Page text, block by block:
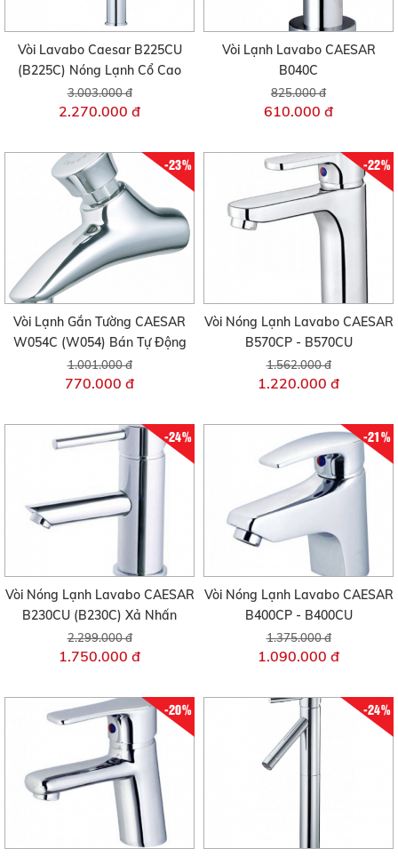
Vòi Lavabo Caesar B225CU
(B225C) Nóng Lạnh Cổ Cao
3.003.000 đ
2.270.000 đ
Vòi Lạnh Lavabo CAESAR
B040C
825.000 đ
610.000 đ
-23%
Vòi Lạnh Gắn Tường CAESAR
W054C (W054) Bán Tự Động
1.001.000 đ
770.000 đ
-22%
Vòi Nóng Lạnh Lavabo CAESAR
B570CP - B570CU
1.562.000 đ
1.220.000 đ
-24%
Vòi Nóng Lạnh Lavabo CAESAR
B230CU (B230C) Xả Nhấn
2.299.000 đ
1.750.000 đ
-21%
Vòi Nóng Lạnh Lavabo CAESAR
B400CP - B400CU
1.375.000 đ
1.090.000 đ
-20% -24%